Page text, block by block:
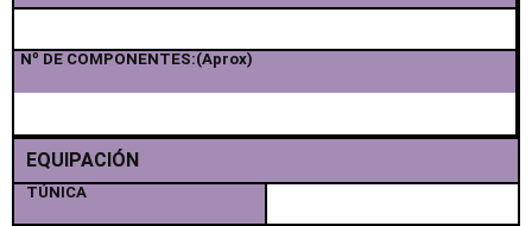
Nº DE COMPONENTES:(Aprox)
EQUIPACIÓN
TÚNICA